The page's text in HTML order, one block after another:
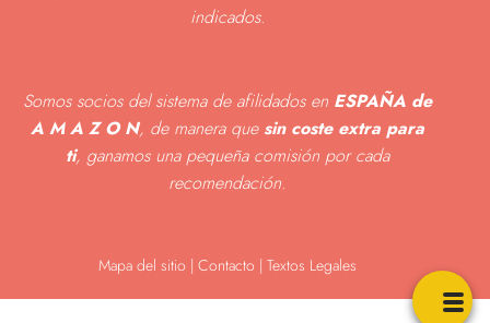
indicados.
Somos socios del sistema de afilidados en ESPAÑA de
A M A Z O N, de manera que sin coste extra para
ti, ganamos una pequeña comisión por cada
recomendación.
Mapa del sitio | Contacto | Textos Legales